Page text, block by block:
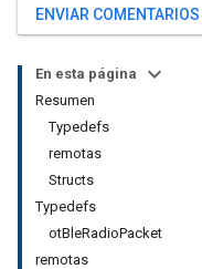
ENVIAR COMENTARIOS
En esta página
Resumen
Typedefs
remotas
Structs
Typedefs
otBleRadioPacket
remotas